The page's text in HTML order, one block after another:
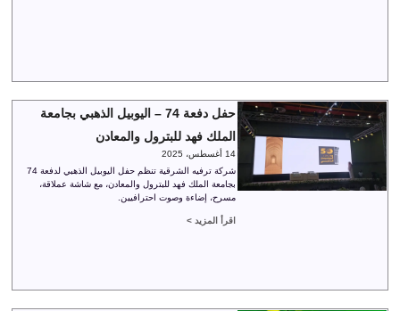
حفل دفعة 74 – اليوبيل الذهبي بجامعة
الملك فهد للبترول والمعادن
14 أغسطس، 2025
شركة ترفيه الشرقية تنظم حفل اليوبيل الذهبي لدفعة 74
بجامعة الملك فهد للبترول والمعادن، مع شاشة عملاقة،
مسرح، إضاءة وصوت احترافيين.
اقرأ المزيد >